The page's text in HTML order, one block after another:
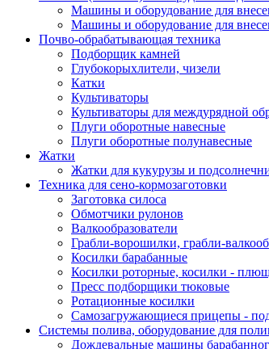
Машины и оборудование для
Машины и оборудование для
Почво-обрабатывающая техника
Подборщик камней
Глубокорыхлители, чизели
Катки
Культиваторы
Культиваторы для междурядной
Плуги оборотные навесные
Плуги оборотные полунавесные
Жатки
Жатки для кукурузы и
Техника для сено-кормозаготовки
Заготовка силоса
Обмотчики рулонов
Валкообразователи
Грабли-ворошилки, грабли-
Косилки барабанные
Косилки роторные, косилки -
Пресс подборщики тюковые
Ротационные косилки
Самозагружающиеся прицепы -
Системы полива, оборудование для
Дождевальные машины